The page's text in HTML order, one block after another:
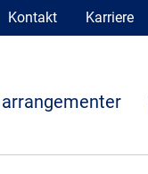
Kontakt Karriere